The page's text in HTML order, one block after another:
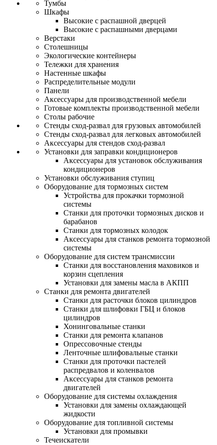
Тумбы
Шкафы
Высокие с распашной дверцей
Высокие с распашными дверцами
Верстаки
Столешницы
Экологические контейнеры
Тележки для хранения
Настенные шкафы
Распределительные модули
Панели
Аксессуары для производственной мебели
Готовые комплекты производственной мебели
Столы рабочие
Стенды сход-развал для грузовых автомобилей
Стенды сход-развал для легковых автомобилей
Аксессуары для стендов сход-развал
Установки для заправки кондиционеров
Аксессуары для установок обслуживания
кондиционеров
Установки обслуживания ступиц
Оборудование для тормозных систем
Устройства для прокачки тормозной
системы
Станки для проточки тормозных дисков и
барабанов
Станки для тормозных колодок
Аксессуары для станков ремонта тормозной
системы
Оборудование для систем трансмиссии
Станки для восстановления маховиков и
корзин сцепления
Установки для замены масла в АКПП
Станки для ремонта двигателей
Станки для расточки блоков цилиндров
Станки для шлифовки ГБЦ и блоков
цилиндров
Хонинговальные станки
Станки для ремонта клапанов
Опрессовочные стенды
Ленточные шлифовальные станки
Станки для проточки пастелей
распредвалов и коленвалов
Аксессуары для станков ремонта
двигателей
Оборудование для системы охлаждения
Установки для замены охлаждающей
жидкости
Оборудование для топливной системы
Установки для промывки
Течеискатели